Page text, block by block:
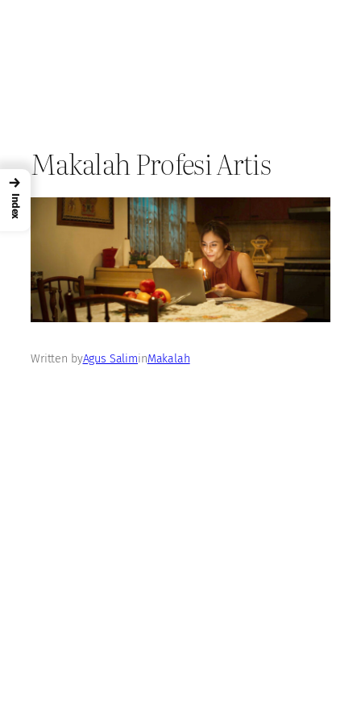
Makalah Profesi Artis
Written byAgus SaliminMakalah
→
Index